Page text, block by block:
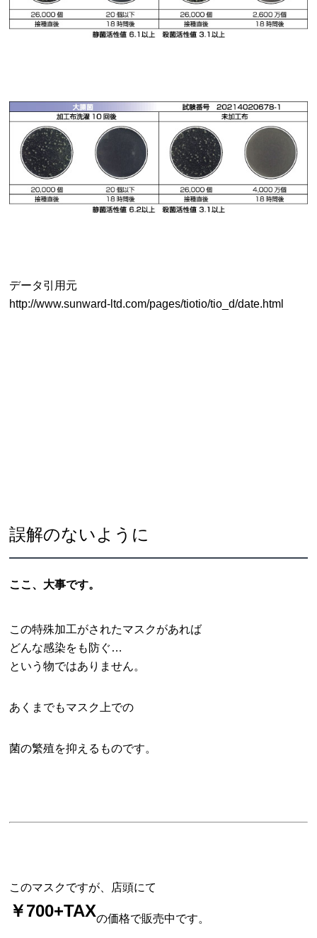
データ引用元
http://www.sunward-ltd.com/pages/tiotio/tio_d/date.html
誤解のないように
ここ、大事です。
この特殊加工がされたマスクがあれば
どんな感染をも防ぐ…
という物ではありません。
あくまでもマスク上での
菌の繁殖を抑えるものです。
このマスクですが、店頭にて
￥700+TAXの価格で販売中です。